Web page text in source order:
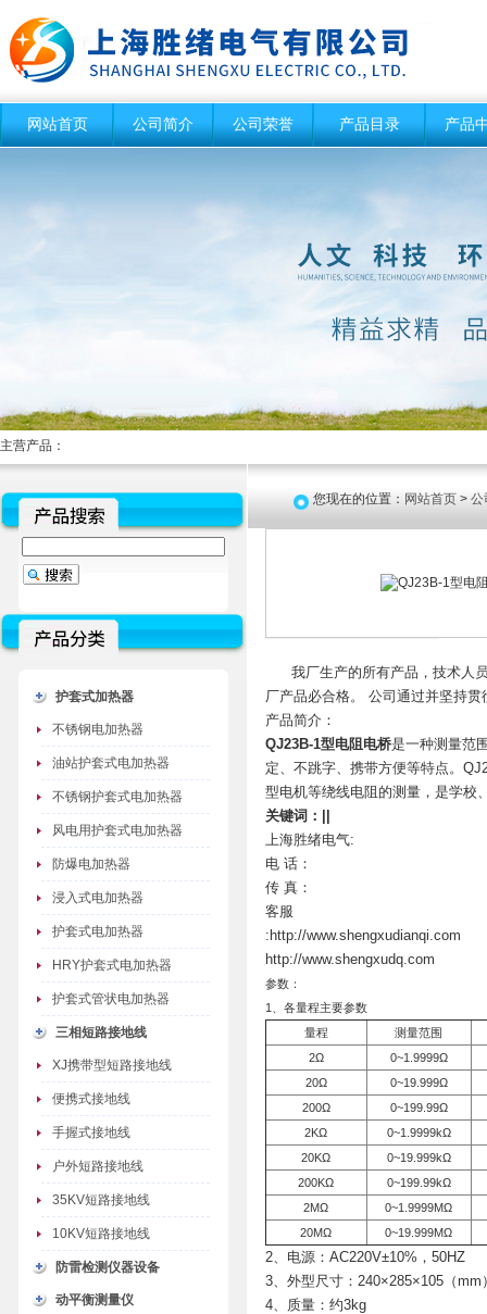
网站首页 公司简介 公司荣誉 产品目录 产品
主营产品：
护套式加热器
不锈钢电加热器
油站护套式电加热器
不锈钢护套式电加热器
风电用护套式电加热器
防爆电加热器
浸入式电加热器
护套式电加热器
HRY护套式电加热器
护套式管状电加热器
三相短路接地线
XJ携带型短路接地线
便携式接地线
手握式接地线
户外短路接地线
35KV短路接地线
10KV短路接地线
防雷检测仪器设备
动平衡测量仪
您现在的位置： 网站首页 > 公
我厂生产的所有产品，技术人员
厂产品必合格。 公司通过并坚持
产品简介：
QJ23B-1型电阻电桥是一种测量范
定、不跳字、携带方便等特点。
型电机等绕线电阻的测量，是学校
关键词：|
上海胜绪电气:
电 话：
传 真：
客服
:http://www.shengxudianqi.com
http://www.shengxudq.com
参数：
1、各量程主要参数
量程
测量范围
2Ω
0~1.9999Ω
20Ω
0~19.999Ω
200Ω
0~199.99Ω
2KΩ
0~1.9999kΩ
20KΩ
0~19.999kΩ
200KΩ
0~199.99kΩ
2MΩ
0~1.9999MΩ
20MΩ
0~19.999MΩ
2、电源：AC220V±10%，50HZ
3、外型尺寸：240×285×105（mm
4、质量：约3kg